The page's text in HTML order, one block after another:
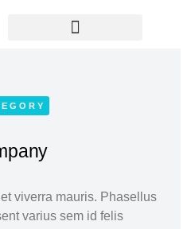
viverra mauris. Phasellus
varius sem id felis